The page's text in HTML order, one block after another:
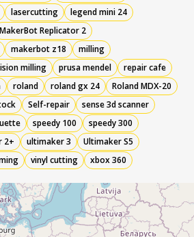
lasercutting
legend mini 24
MakerBot Replicator 2
makerbot z18
milling
milling prusa mendel
repair cafe
roland roland gx 24
Roland MDX-20
Self-repair
sense 3d scanner
speedy 100
speedy 300
2+ ultimaker 3
Ultimaker S5
vinyl cutting xbox 360